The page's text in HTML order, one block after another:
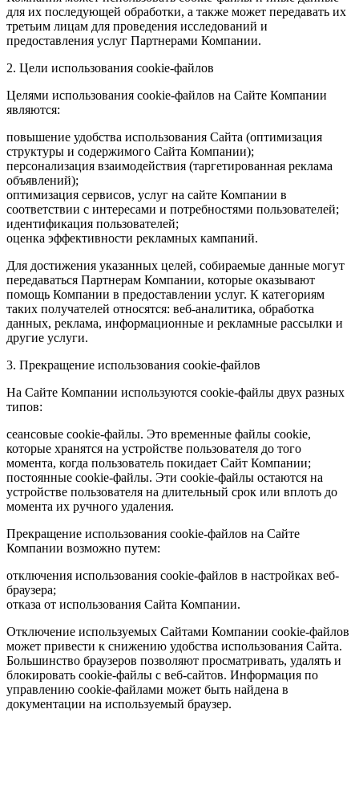
для их последующей обработки, а также может передавать их
третьим лицам для проведения исследований и
предоставления услуг Партнерами Компании.
2. Цели использования cookie-файлов
Целями использования cookie-файлов на Сайте Компании
являются:
повышение удобства использования Сайта (оптимизация
структуры и содержимого Сайта Компании);
персонализация взаимодействия (таргетированная реклама
объявлений);
оптимизация сервисов, услуг на сайте Компании в
соответствии с интересами и потребностями пользователей;
идентификация пользователей;
оценка эффективности рекламных кампаний.
Для достижения указанных целей, собираемые данные могут
передаваться Партнерам Компании, которые оказывают
помощь Компании в предоставлении услуг. К категориям
таких получателей относятся: веб-аналитика, обработка
данных, реклама, информационные и рекламные рассылки и
другие услуги.
3. Прекращение использования cookie-файлов
На Сайте Компании используются cookie-файлы двух разных
типов:
сеансовые cookie-файлы. Это временные файлы cookie,
которые хранятся на устройстве пользователя до того
момента, когда пользователь покидает Сайт Компании;
постоянные cookie-файлы. Эти cookie-файлы остаются на
устройстве пользователя на длительный срок или вплоть до
момента их ручного удаления.
Прекращение использования cookie-файлов на Сайте
Компании возможно путем:
отключения использования cookie-файлов в настройках веб-
браузера;
отказа от использования Сайта Компании.
Отключение используемых Сайтами Компании cookie-файлов
может привести к снижению удобства использования Сайта.
Большинство браузеров позволяют просматривать, удалять и
блокировать cookie-файлы c веб-сайтов. Информация по
управлению cookie-файлами может быть найдена в
документации на используемый браузер.